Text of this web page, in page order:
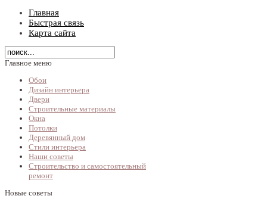
Главная
Быстрая связь
Карта сайта
Главное меню
Обои
Дизайн интерьера
Двери
Строительные материалы
Окна
Потолки
Деревянный дом
Стили интерьера
Наши советы
Строительство и самостоятельный
ремонт
Новые советы